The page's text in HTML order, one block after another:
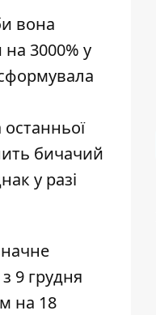
вона
3000% у
бичачий
у разі
9 грудня
на 18